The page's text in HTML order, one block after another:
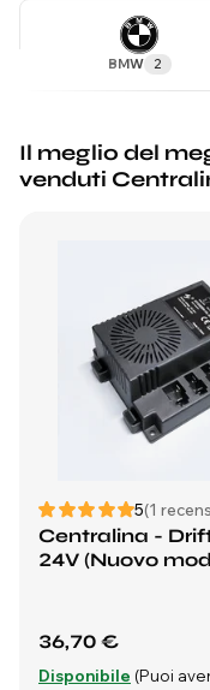
BMW 2
Il meglio del
venduti
5(1
Centralina -
24V (Nuovo
36,70 €
Disponibile (Puoi